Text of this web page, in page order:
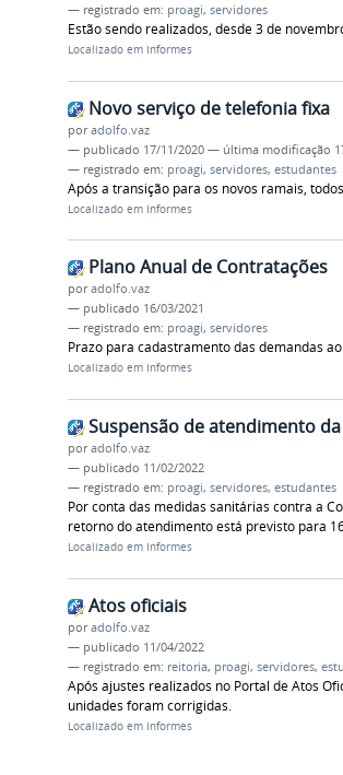
— registrado em: proagi, servidores
Estão sendo realizados, desde 3 de
Localizado em Informes
Novo serviço de telefonia fixa
poradolfo.vaz
— publicado 17/11/2020 — última modificação
— registrado em: proagi, servidores, estudantes
Após a transição para os novos ramais,
Localizado em Informes
Plano Anual de Contratações
poradolfo.vaz
— publicado 16/03/2021
— registrado em: proagi, servidores
Prazo para cadastramento das demandas
Localizado em Informes
Suspensão de atendimento
poradolfo.vaz
— publicado 11/02/2022
— registrado em: proagi, servidores, estudantes
Por conta das medidas sanitárias contra a
retorno do atendimento está previsto para
Localizado em Informes
Atos oficiais
poradolfo.vaz
— publicado 11/04/2022
— registrado em: reitoria, proagi, servidores,
Após ajustes realizados no Portal de Atos
unidades foram corrigidas.
Localizado em Informes